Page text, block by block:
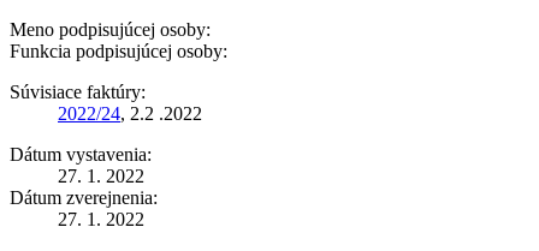
Meno podpisujúcej osoby:
Funkcia podpisujúcej osoby:
Súvisiace faktúry:
2022/24, 2.2 .2022
Dátum vystavenia:
27. 1. 2022
Dátum zverejnenia:
27. 1. 2022